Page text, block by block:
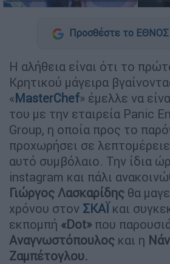
Προσθέστε το ΕΘΝΟΣ
Η αλήθεια είναι ότι το
Κρητικού μάγειρα
«MasterChef» έμελλε να
του με την εταιρεία Panic
Group, η οποία προς το
προχωρήσει σε
αυτό συμβόλαιο. Την ίδια
instagram και πάλι
Γιώργος Λασκαρίδης θα
χρόνου στον ΣΚΑΪ και
εκπομπή «Dot» που
Αναγνωστόπουλος και η
Ζαμπέτογλου.